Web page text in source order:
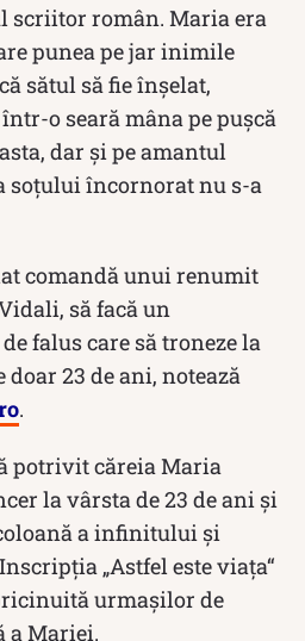
scriitor român. Maria era
punea pe jar inimile
sătul să fie înşelat,
o seară mâna pe puşcă
dar şi pe amantul
soţului încornorat nu s-a
comandă unui renumit
să facă un
falus care să troneze la
23 de ani, notează
.
potrivit căreia Maria
la vârsta de 23 de ani şi
a infinitului şi
„Astfel este viaţa“
urmaşilor de
a Mariei.